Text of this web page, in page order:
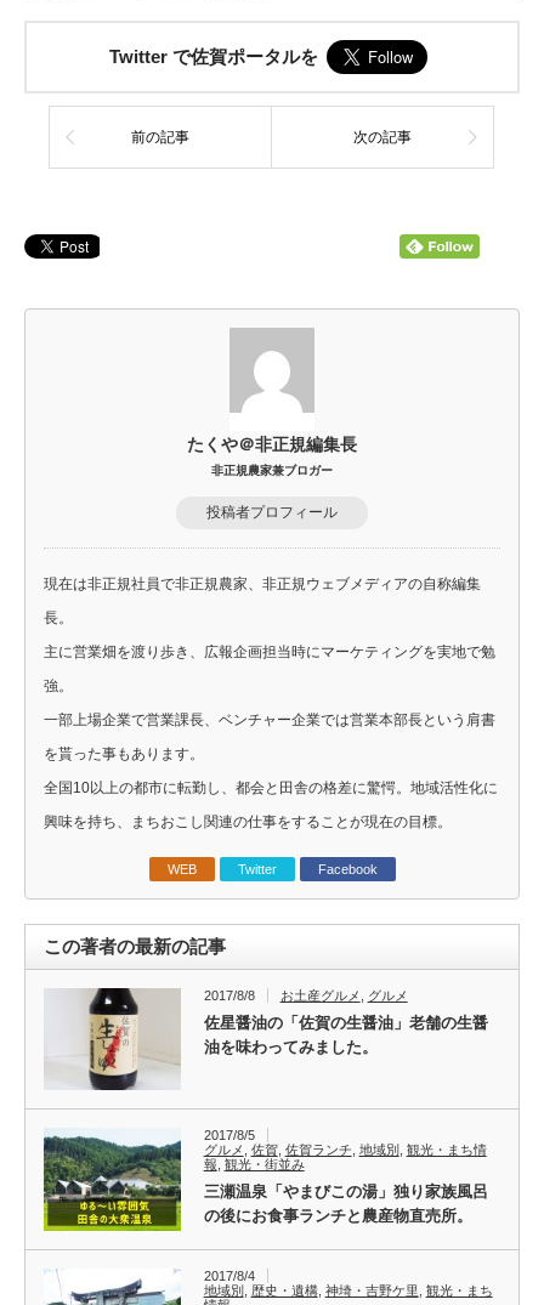
Twitter で佐賀ポータルを
前の記事 次の記事
たくや＠非正規編集長
非正規農家兼ブロガー
投稿者プロフィール
現在は非正規社員で非正規農家、非正規ウェブメディアの自称編集
長。
主に営業畑を渡り歩き、広報企画担当時にマーケティングを実地で勉
強。
一部上場企業で営業課長、ベンチャー企業では営業本部長という肩書
を貰った事もあります。
全国10以上の都市に転勤し、都会と田舎の格差に驚愕。地域活性化に
興味を持ち、まちおこし関連の仕事をすることが現在の目標。
WEB Twitter Facebook
この著者の最新の記事
2017/8/8 お土産グルメ グルメ
佐星醤油の「佐賀の生醤油」老舗の生醤
油を味わってみました。
2017/8/5
グルメ
佐賀, 佐賀ランチ 地域別
観光・まち情
報 観光・街並み
三瀬温泉「やまびこの湯」独り家族風呂
の後にお食事ランチと農産物直売所。
2017/8/4
地域別
歴史・遺構, 神埼・吉野ケ里 観光・まち